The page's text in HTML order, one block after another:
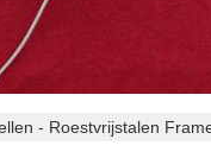
- Roestvrijstalen